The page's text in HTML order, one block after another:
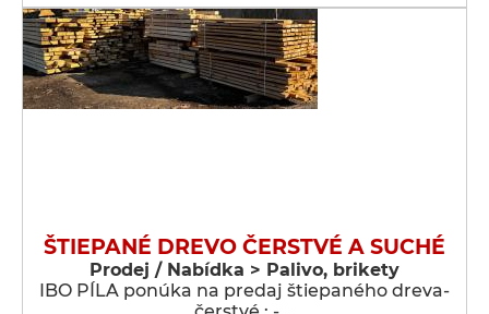
ŠTIEPANÉ DREVO ČERSTVÉ A SUCHÉ
Prodej / Nabídka > Palivo, brikety
IBO PÍLA ponúka na predaj štiepaného dreva-